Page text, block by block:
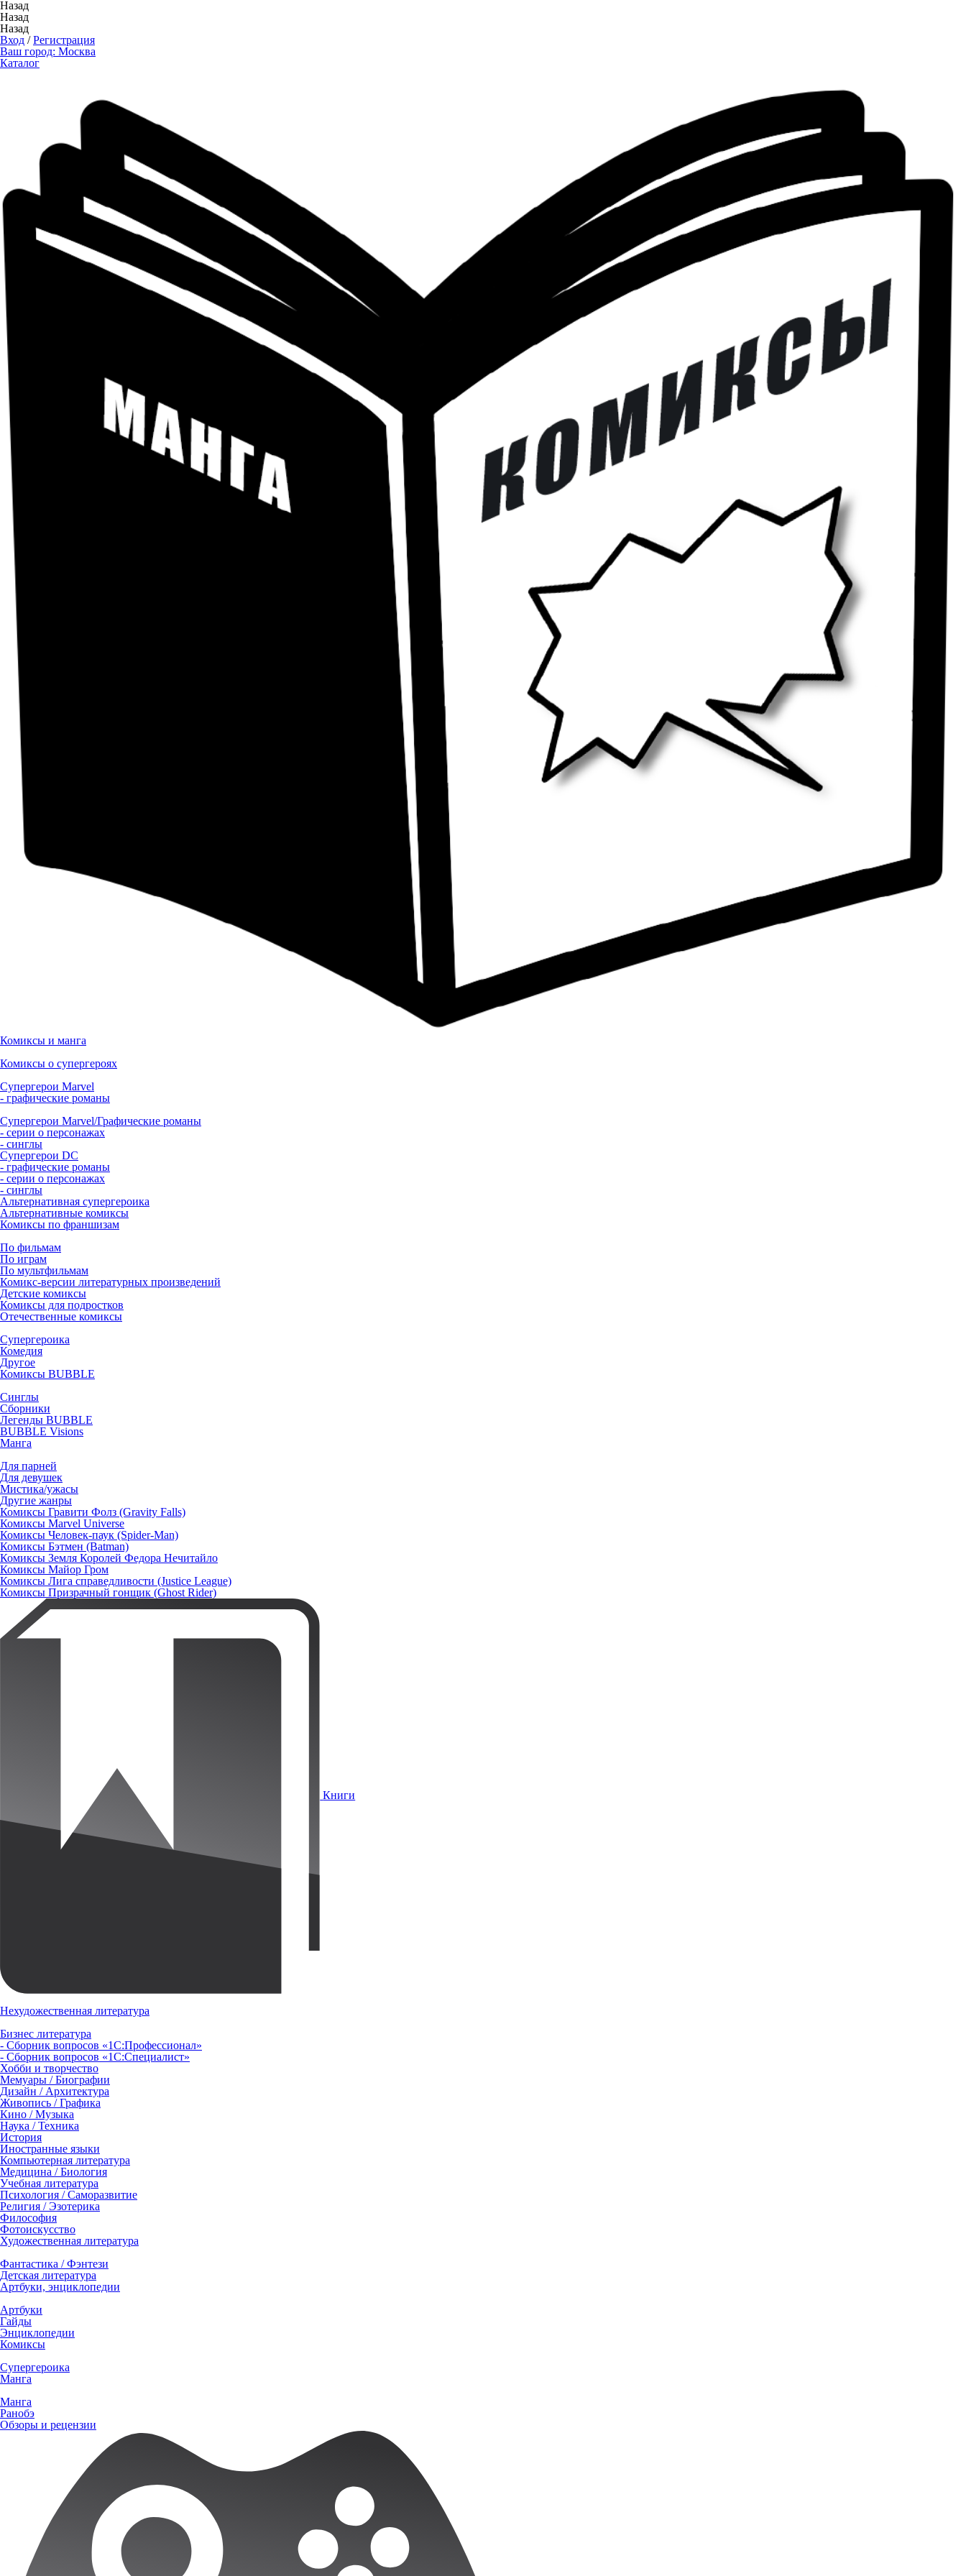
Назад
Назад
Назад
Вход /Регистрация
Ваш город: Москва
Каталог
Комиксы и манга
Комиксы о супергероях
Супергерои Marvel
- графические романы
Супергерои Marvel/Графические романы
- серии о персонажах
- синглы
Супергерои DC
- графические романы
- серии о персонажах
- синглы
Альтернативная супергероика
Альтернативные комиксы
Комиксы по франшизам
По фильмам
По играм
По мультфильмам
Комикс-версии литературных произведений
Детские комиксы
Комиксы для подростков
Отечественные комиксы
Супергероика
Комедия
Другое
Комиксы BUBBLE
Синглы
Сборники
Легенды BUBBLE
BUBBLE Visions
Манга
Для парней
Для девушек
Мистика/ужасы
Другие жанры
Комиксы Гравити Фолз (Gravity Falls)
Комиксы Marvel Universe
Комиксы Человек-паук (Spider-Man)
Комиксы Бэтмен (Batman)
Комиксы Земля Королей Федора Нечитайло
Комиксы Майор Гром
Комиксы Лига справедливости (Justice League)
Комиксы Призрачный гонщик (Ghost Rider)
Книги
Нехудожественная литература
Бизнес литература
- Сборник вопросов «1С:Профессионал»
- Сборник вопросов «1С:Специалист»
Хобби и творчество
Мемуары / Биографии
Дизайн / Архитектура
Живопись / Графика
Кино / Музыка
Наука / Техника
История
Иностранные языки
Компьютерная литература
Медицина / Биология
Учебная литература
Психология / Саморазвитие
Религия / Эзотерика
Философия
Фотоискусство
Художественная литература
Фантастика / Фэнтези
Детская литература
Артбуки, энциклопедии
Артбуки
Гайды
Энциклопедии
Комиксы
Супергероика
Манга
Манга
Ранобэ
Обзоры и рецензии